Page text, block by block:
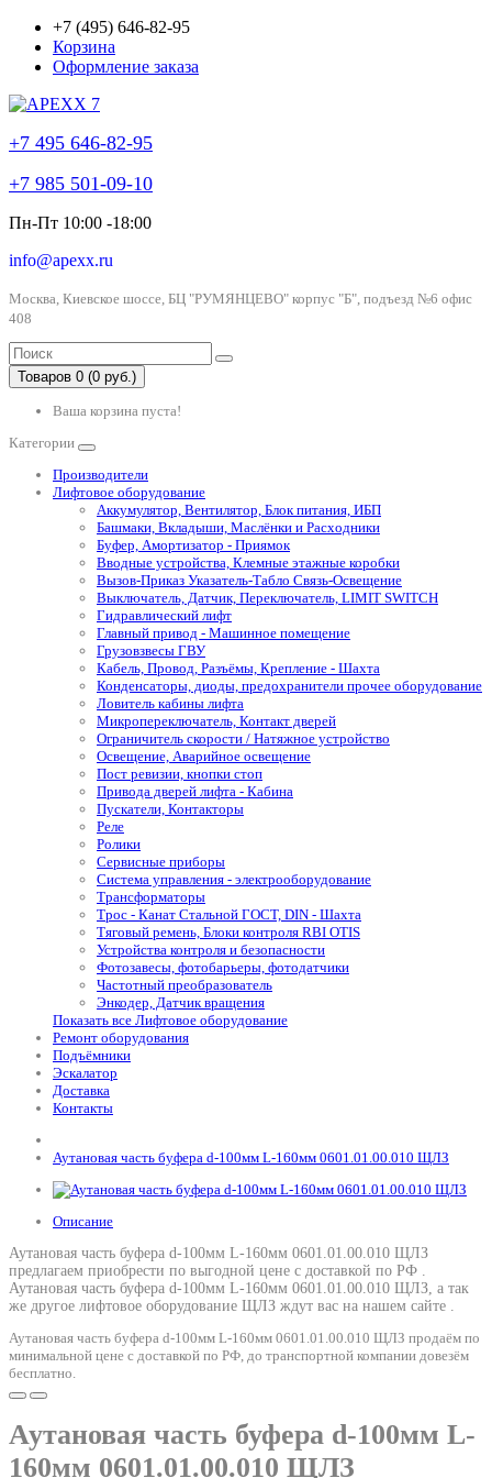
+7 (495) 646-82-95
Корзина
Оформление заказа
+7 495 646-82-95
+7 985 501-09-10
Пн-Пт 10:00 -18:00
info@apexx.ru
Москва, Киевское шоссе, БЦ "РУМЯНЦЕВО" корпус "Б", подъезд №6 офис
408
Товаров 0 (0 руб.)
Ваша корзина пуста!
Категории
Производители
Лифтовое оборудование
Аккумулятор, Вентилятор, Блок питания, ИБП
Башмаки, Вкладыши, Маслёнки и Расходники
Буфер, Амортизатор - Приямок
Вводные устройства, Клемные этажные коробки
Вызов-Приказ Указатель-Табло Связь-Освещение
Выключатель, Датчик, Переключатель, LIMIT SWITCH
Гидравлический лифт
Главный привод - Машинное помещение
Грузовзвесы ГВУ
Кабель, Провод, Разъёмы, Крепление - Шахта
Конденсаторы, диоды, предохранители прочее оборудование
Ловитель кабины лифта
Микропереключатель, Контакт дверей
Ограничитель скорости / Натяжное устройство
Освещение, Аварийное освещение
Пост ревизии, кнопки стоп
Привода дверей лифта - Кабина
Пускатели, Контакторы
Реле
Ролики
Сервисные приборы
Система управления - электрооборудование
Трансформаторы
Трос - Канат Стальной ГОСТ, DIN - Шахта
Тяговый ремень, Блоки контроля RBI OTIS
Устройства контроля и безопасности
Фотозавесы, фотобарьеры, фотодатчики
Частотный преобразователь
Энкодер, Датчик вращения
Показать все Лифтовое оборудование
Ремонт оборудования
Подъёмники
Эскалатор
Доставка
Контакты
Аутановая часть буфера d-100мм L-160мм 0601.01.00.010 ЩЛЗ
Описание
Аутановая часть буфера d-100мм L-160мм 0601.01.00.010 ЩЛЗ
предлагаем приобрести по выгодной цене с доставкой по РФ .
Аутановая часть буфера d-100мм L-160мм 0601.01.00.010 ЩЛЗ, а так
же другое лифтовое оборудование ЩЛЗ ждут вас на нашем сайте .
Аутановая часть буфера d-100мм L-160мм 0601.01.00.010 ЩЛЗ продаём по
минимальной цене с доставкой по РФ, до транспортной компании довезём
бесплатно.
Аутановая часть буфера d-100мм L-
160мм 0601.01.00.010 ЩЛЗ